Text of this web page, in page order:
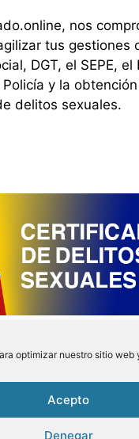
optimizar nuestro sitio web
Acepto
Denegar
nos
tus gestiones
DGT, el SEPE, el
y la
delitos sexuales.